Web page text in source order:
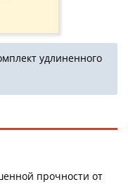
удлиненного
прочности от